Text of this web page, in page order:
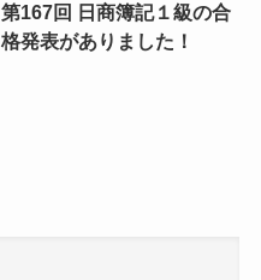
第167回 日商簿記１級の合
格発表がありました！